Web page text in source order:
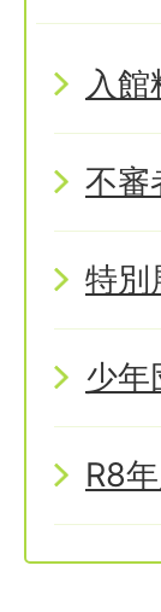
入
不審
特別
少年
R8